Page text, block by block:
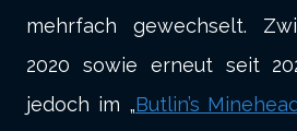
mehrfach gewechselt.
2020 sowie erneut seit
jedoch im „Butlin’s